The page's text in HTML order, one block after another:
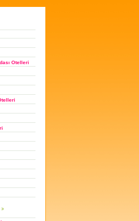
Otelleri